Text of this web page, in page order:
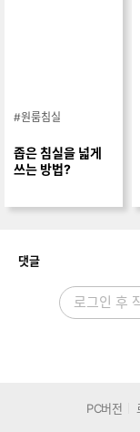
#원룸침실
좁은 침실을 넓게
쓰는 방법?
댓글개
PC버전